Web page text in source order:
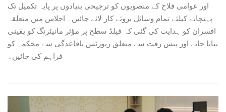
اور عوامی فلاح کے منصوبوں کو ترجیحی بنیادوں پر پایہ تکمیل تک
پہنچانے کیلئے تمام وسائل بروئے کار لائے جائیں۔ اجلاس میں متعلقہ
افسران کو ہدایت کی گئی کہ فیلڈ سطح پر مؤثر مانیٹرنگ کو یقینی
بنایا جائے اور پیش رفت سے متعلق رپورٹس باقاعدگی سے محکمہ کو
فراہم کی جائیں۔